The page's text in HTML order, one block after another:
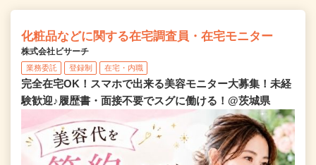
化粧品などに関する在宅調査員・在宅モニター
株式会社ビサーチ
業務委託 登録制 在宅・内職
完全在宅OK！スマホで出来る美容モニター大募集！未経
験歓迎♪履歴書・面接不要でスグに働ける！@茨城県